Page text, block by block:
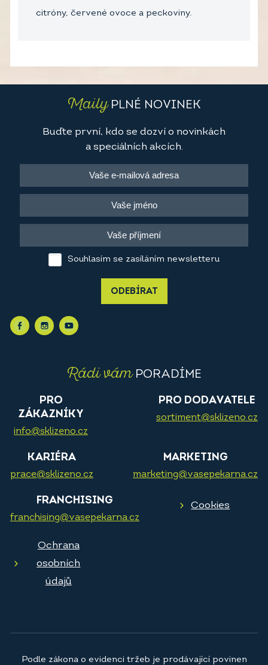
citróny, červené ovoce a peckoviny.
MailyPLNÉ NOVINEK
Buďte první, kdo se dozví o novinkách
a speciálních akcích.
Souhlasím se zasíláním newsletteru
ODEBÍRAT
Rádi vámPORADÍME
PRO
ZÁKAZNÍKY
info@sklizeno.cz
PRO DODAVATELE
sortiment@sklizeno.cz
KARIÉRA
prace@sklizeno.cz
MARKETING
marketing@vasepekarna.cz
FRANCHISING
franchising@vasepekarna.cz
Cookies
Ochrana
osobních
údajů
Podle zákona o evidenci tržeb je prodávající povinen